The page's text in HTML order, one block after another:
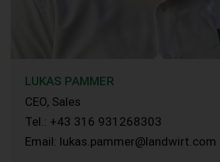
LUKAS PAMMER
CEO, Sales
Tel.: +43 316 931268303
Email: lukas.pammer@landwirt.com